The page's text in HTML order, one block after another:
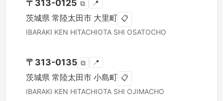
〒 313-0125 ⧉ 📍
茨城県 常陸太田市 大里町 📋
IBARAKI KEN HITACHIOTA SHI OSATOCHO
〒 313-0135 ⧉ 📍
茨城県 常陸太田市 小島町 📋
IBARAKI KEN HITACHIOTA SHI OJIMACHO